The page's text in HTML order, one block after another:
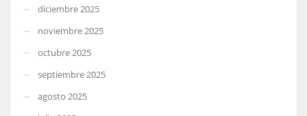
diciembre 2025
noviembre 2025
octubre 2025
septiembre 2025
agosto 2025